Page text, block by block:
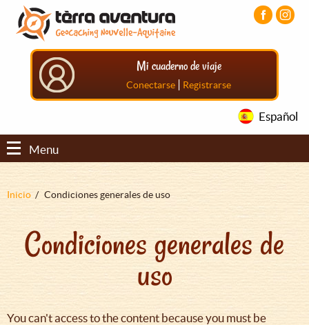
Pasar
contenido
principal
Pasar
menú
principal
Pasar
principal
Mi cuaderno de viaje
Conectarse | Registrarse
Español
Menu
Sobrescribir
ayuda
navegación
Inicio Condiciones generales de uso
Condiciones generales de
uso
You can't access to the content because you must be